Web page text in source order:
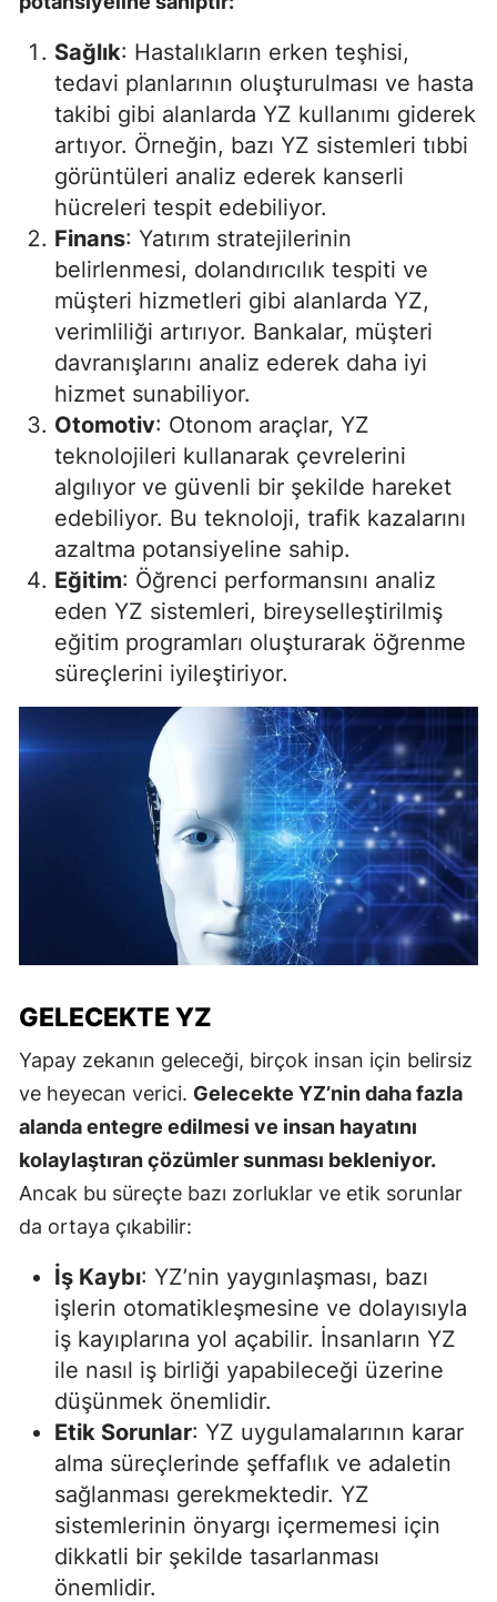
Sağlık: Hastalıkların erken teşhisi,
tedavi planlarının oluşturulması ve hasta
takibi gibi alanlarda YZ kullanımı giderek
artıyor. Örneğin, bazı YZ sistemleri tıbbi
görüntüleri analiz ederek kanserli
hücreleri tespit edebiliyor.
Finans: Yatırım stratejilerinin
belirlenmesi, dolandırıcılık tespiti ve
müşteri hizmetleri gibi alanlarda YZ,
verimliliği artırıyor. Bankalar, müşteri
davranışlarını analiz ederek daha iyi
hizmet sunabiliyor.
Otomotiv: Otonom araçlar, YZ
teknolojileri kullanarak çevrelerini
algılıyor ve güvenli bir şekilde hareket
edebiliyor. Bu teknoloji, trafik kazalarını
azaltma potansiyeline sahip.
Eğitim: Öğrenci performansını analiz
eden YZ sistemleri, bireyselleştirilmiş
eğitim programları oluşturarak öğrenme
süreçlerini iyileştiriyor.
GELECEKTE YZ
Yapay zekanın geleceği, birçok insan için belirsiz
ve heyecan verici. Gelecekte YZ’nin daha fazla
alanda entegre edilmesi ve insan hayatını
kolaylaştıran çözümler sunması bekleniyor.
Ancak bu süreçte bazı zorluklar ve etik sorunlar
da ortaya çıkabilir:
İş Kaybı: YZ’nin yaygınlaşması, bazı
işlerin otomatikleşmesine ve dolayısıyla
iş kayıplarına yol açabilir. İnsanların YZ
ile nasıl iş birliği yapabileceği üzerine
düşünmek önemlidir.
Etik Sorunlar: YZ uygulamalarının karar
alma süreçlerinde şeffaflık ve adaletin
sağlanması gerekmektedir. YZ
sistemlerinin önyargı içermemesi için
dikkatli bir şekilde tasarlanması
önemlidir.